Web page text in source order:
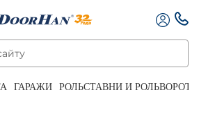
ГАРАЖИ РОЛЬСТАВНИ И РОЛЬВОРОТА